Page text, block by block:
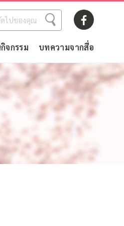
จกรรม บทความจากสื่อ